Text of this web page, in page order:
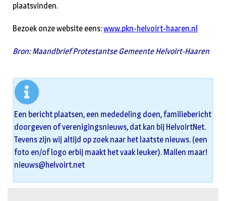
plaatsvinden.
Bezoek onze website eens:www.pkn-helvoirt-haaren.nl
Bron: Maandbrief Protestantse Gemeente Helvoirt-Haaren
Een bericht plaatsen, een mededeling doen, familiebericht
doorgeven of verenigingsnieuws, dat kan bij HelvoirtNet.
Tevens zijn wij altijd op zoek naar het laatste nieuws. (een
foto en/of logo erbij maakt het vaak leuker). Mailen maar!
nieuws@helvoirt.net